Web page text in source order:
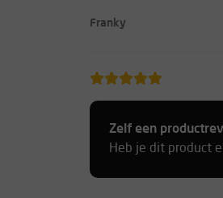
Franky
doet wat het moet
kwaliteitverhouding.
Zelf een
Heb je dit product